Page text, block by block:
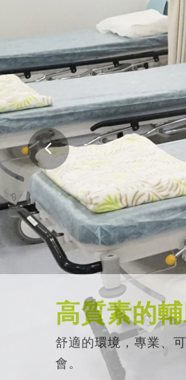
高質素的
舒適的環境，專業、
會。